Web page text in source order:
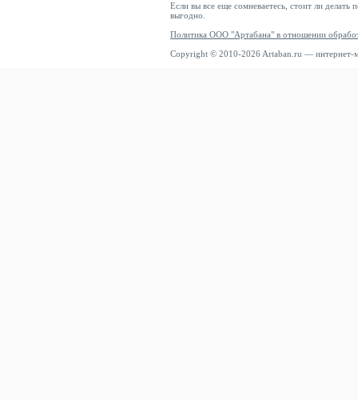
Если вы все еще сомневаетесь, стоит ли делать
выгодно.
Политика ООО "Артабана" в отношении
Copyright © 2010-2026 Artaban.ru — интернет-